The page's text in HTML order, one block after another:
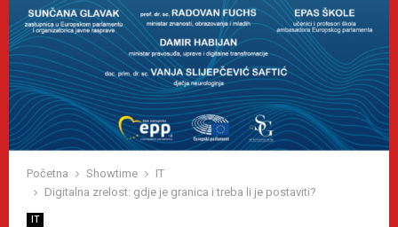
Početna Showtime
IT
Digitalna zrelost: gdje je granica i treba li je postaviti?
IT